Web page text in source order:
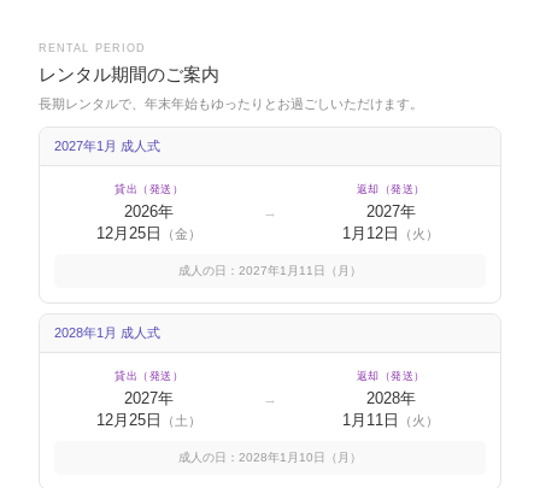
RENTAL PERIOD
レンタル期間のご案内
長期レンタルで、年末年始もゆったりとお過ごしいただけます。
2027年1月 成人式
貸出（発送）
2026年
12月25日
（金）
→
返却（発送）
2027年
1月12日
（火）
成人の日：2027年1月11日（月）
2028年1月 成人式
貸出（発送）
2027年
12月25日
（土）
→
返却（発送）
2028年
1月11日
（火）
成人の日：2028年1月10日（月）